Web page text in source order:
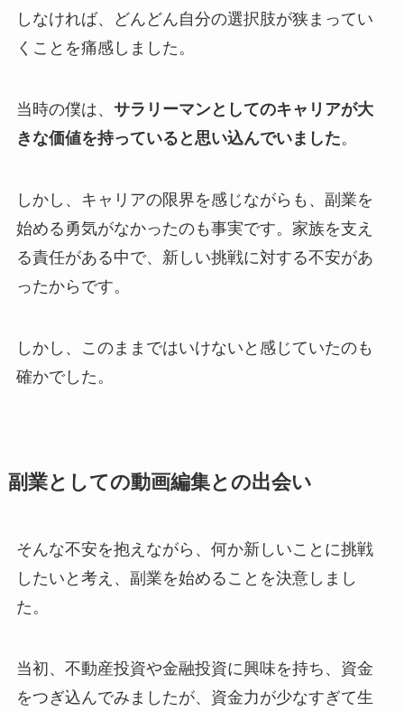
しなければ、どんどん自分の選択肢が狭まってい
くことを痛感しました。
当時の僕は、 サラリーマンとしてのキャリアが大
きな価値を持っていると思い込んでいました。
しかし、キャリアの限界を感じながらも、副業を
始める勇気がなかったのも事実です。家族を支え
る責任がある中で、新しい挑戦に対する不安があ
ったからです。
しかし、このままではいけないと感じていたのも
確かでした。
副業としての動画編集との出会い
そんな不安を抱えながら、何か新しいことに挑戦
したいと考え、副業を始めることを決意しまし
た。
当初、不動産投資や金融投資に興味を持ち、資金
をつぎ込んでみましたが、資金力が少なすぎて生